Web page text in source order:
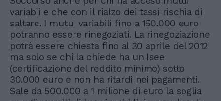
variabii e che con il rialzo dei tassi rischia di
saltare. I mutui variabili fino a 150.000 euro
potranno essere rinegoziati. La rinegoziazione
potrà essere chiesta fino al 30 aprile del 2012
ma solo se chi la chiede ha un Isee
(certificazione del reddito minimo) sotto
30.000 euro e non ha ritardi nei pagamenti.
Sale da 500.000 a 1 milione di euro la soglia